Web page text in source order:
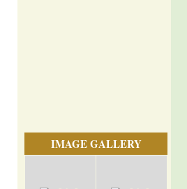
IMAGE GALLERY